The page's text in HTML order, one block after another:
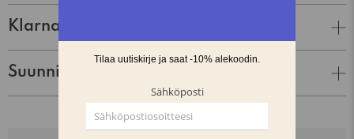
Klarna Lasku & Tili
Suunnittelija